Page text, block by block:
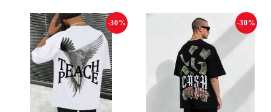
-30% -30%